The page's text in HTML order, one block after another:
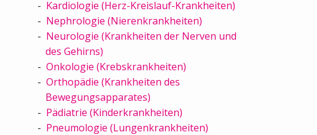
Kardiologie (Herz-Kreislauf-Krankheiten)
Nephrologie (Nierenkrankheiten)
Neurologie (Krankheiten der Nerven und
des Gehirns)
Onkologie (Krebskrankheiten)
Orthopädie (Krankheiten des
Bewegungsapparates)
Pädiatrie (Kinderkrankheiten)
Pneumologie (Lungenkrankheiten)